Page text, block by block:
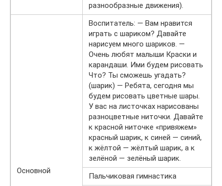
разнообразные движения).
Основной
Воспитатель: — Вам нравится
играть с шариком? Давайте
нарисуем много шариков. —
Очень любят малыши Краски и
карандаши. Ими будем рисовать
Что? Ты сможешь угадать?
(шарик) — Ребята, сегодня мы
будем рисовать цветные шары.
У вас на листочках нарисованы
разноцветные ниточки. Давайте
к красной ниточке «привяжем»
красный шарик, к синей — синий,
к жёлтой — жёлтый шарик, а к
зелёной — зелёный шарик.
Пальчиковая гимнастика